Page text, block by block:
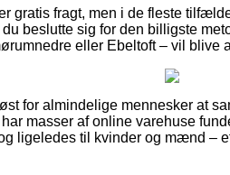
gratis fragt, men i de fleste
beslutte sig for den billigste
eller Ebeltoft – vil blive
for almindelige mennesker at
masser af online varehuse
ligeledes til kvinder og mænd –